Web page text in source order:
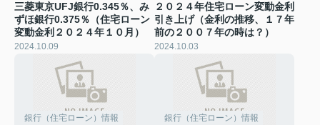
三菱東京UFJ銀行0.345％、み
ずほ銀行0.375％（住宅ローン
変動金利２０２４年１０月）
2024.10.09
２０２４年住宅ローン変動金利
引き上げ（金利の推移、１７年
前の２００７年の時は？）
2024.10.03
銀行（住宅ローン）情報 銀行（住宅ローン）情報